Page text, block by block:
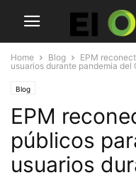
Home Blog
EPM
usuarios durante pandemia del
Blog
EPM
públicos
usuarios